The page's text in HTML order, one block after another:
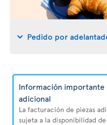
Pedido por
Información importante
adicional
La facturación de piezas
sujeta a la disponibilidad